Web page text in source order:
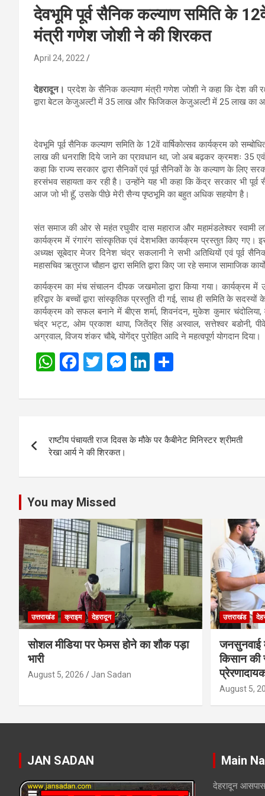
देवभूमि पूर्व सैनिक कल्याण समिति के
मंत्री गणेश जोशी ने की शिरकत
April 24, 2022
देहरादून।प्रदेश के सैनिक कल्याण मंत्री गणेश जोशी ने कहा कि देश की
द्वारा बेटल केजुअल्टी में 35 लाख और फिजिकल केजुअल्टी में 25 लाख का
देवभूमि पूर्व सैनिक कल्याण समिति के 12वें वार्षिकोत्सव कार्यक्रम को
लाख की धनराशि दिये जाने का प्रावधान था, जो अब बढ़कर क्रमशः 35
कहा कि राज्य सरकार द्वारा सैनिकों एवं पूर्व सैनिकों के के कल्याण के लिए
हरसंभव सहायता कर रही है। उन्होंने यह भी कहा कि केंद्र सरकार भी
आज जो भी हॅू, उसके पीछे मेरी सैन्य पृष्ठभूमि का बहुत अधिक सहयोग है।
संत समाज की ओर से महंत रघुवीर दास महाराज और महामंडलेश्वर स्वामी
कार्यक्रम में रंगारंग सांस्कृतिक एवं देशभक्ति कार्यक्रम प्रस्तुत किए गए।
अध्यक्ष सूबेदार मेजर दिनेश चंद्र सकलानी ने सभी अतिथियों एवं पूर्व
महासचिव ऋतुराज चौहान द्वारा समिति द्वारा किए जा रहे समाज सामाजिक
कार्यक्रम का मंच संचालन दीपक जखमोला द्वारा किया गया।
हरिद्वार के बच्चों द्वारा सांस्कृतिक प्रस्तुति दी गई, साथ ही समिति के
कार्यक्रम को सफल बनाने में बीएस शर्मा, शिवनंदन, मुकेश कुमार
चंद्र भट्ट, ओम प्रकाश थापा, जितेंद्र सिंह अस्वाल, सत्तेश्वर बडोनी,
अग्रवाल, विजय शंकर चौबे, योगेंद्र पुरोहित आदि ने महत्वपूर्ण योगदान दिया।
W
at
A
p
p
F
ce
o
o
k
T
tt
M
se
g
Li
ke
n
ar
navigation
राष्टीय पंचायती राज दिवस के मौके पर कैबीनेट मिनिस्टर श्रीमती
रेखा आर्य ने की शिरकत।
You may Missed
उत्तराखंड क्राइम देहरादून
सोशल मीडिया पर फेमस होने का शौक पड़ा
भारी
August 5, 2026 Jan Sadan
उत्तराखंड
जनसुनवाई
किसान की
August 5,
JAN SADAN Main
देहरादून आसपास